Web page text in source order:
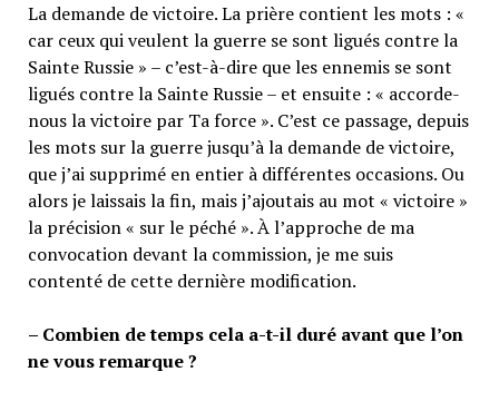
La demande de victoire. La prière contient les mots : «
car ceux qui veulent la guerre se sont ligués contre la
Sainte Russie » – c’est-à-dire que les ennemis se sont
ligués contre la Sainte Russie – et ensuite : « accorde-
nous la victoire par Ta force ». C’est ce passage, depuis
les mots sur la guerre jusqu’à la demande de victoire,
que j’ai supprimé en entier à différentes occasions. Ou
alors je laissais la fin, mais j’ajoutais au mot « victoire »
la précision « sur le péché ». À l’approche de ma
convocation devant la commission, je me suis
contenté de cette dernière modification.
– Combien de temps cela a-t-il duré avant que l’on
ne vous remarque ?